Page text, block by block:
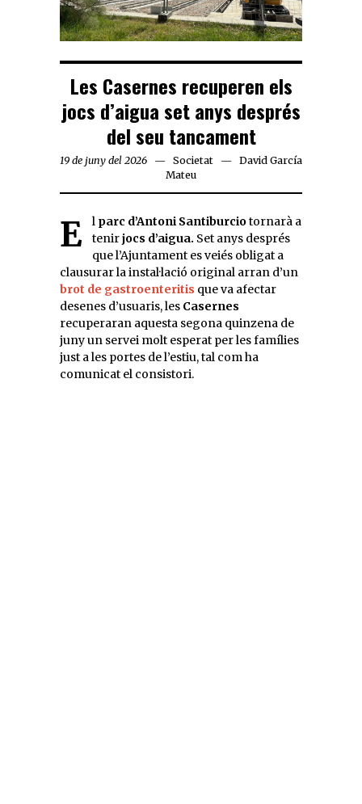
Les Casernes recuperen els
jocs d’aigua set anys després
del seu tancament
19 de juny del 2026 Societat
David García
Mateu
El parc d’Antoni Santiburciotornarà a
tenirjocs d’aigua. Set anys després
que l’Ajuntament es veiés obligat a
clausurar la instal·lació original arran d’un
brot de gastroenteritis que va afectar
desenes d’usuaris, les Casernes
recuperaran aquesta segona quinzena de
juny un servei molt esperat per les famílies
just a les portes de l’estiu, tal com ha
comunicat el consistori.